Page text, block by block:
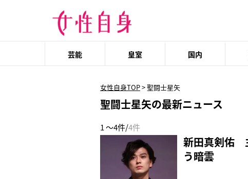
芸能 皇室 国内
女性自身TOP>聖闘士星矢
聖闘士星矢の最新ニュース
1 ～4件/4件
新田真剣佑
う暗雲